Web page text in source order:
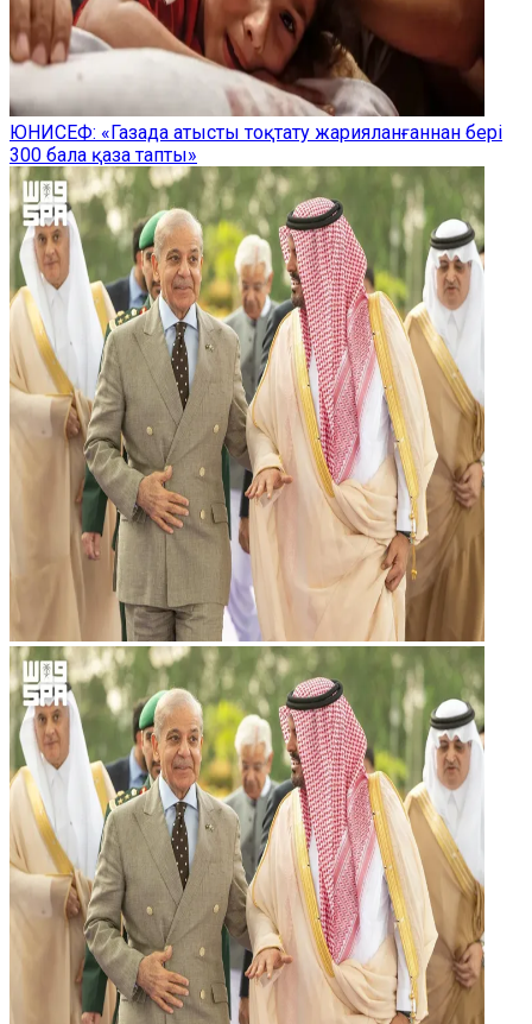
ЮНИСЕФ: «Газада атысты тоқтату жарияланғаннан бері
300 бала қаза тапты»